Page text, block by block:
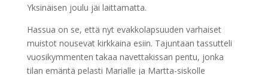
Yksinäisen joulu jäi laittamatta.
Hassua on se, että nyt evakkolapsuuden varhaiset
muistot nousevat kirkkaina esiin. Tajuntaan tassutteli
vuosikymmenten takaa navettakissan pentu, jonka
tilan emäntä pelasti Marialle ja Martta-siskolle